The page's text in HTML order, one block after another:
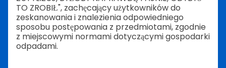
TO ZROBIŁ", zachęcający użytkowników do
zeskanowania i znalezienia odpowiedniego
sposobu postępowania z przedmiotami, zgodnie
z miejscowymi normami dotyczącymi gospodarki
odpadami.